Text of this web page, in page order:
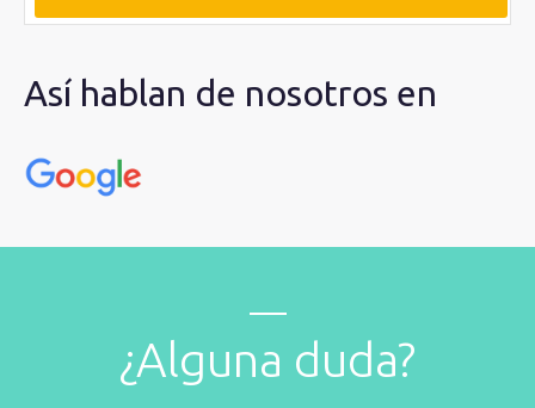
Así hablan de nosotros en
¿Alguna duda?